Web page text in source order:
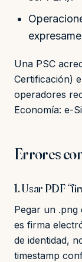
Una PSC
Certificación)
operadores
Economía: e-
Errores
1. Usar PDF
Pegar un .png
es firma
de identidad,
timestamp